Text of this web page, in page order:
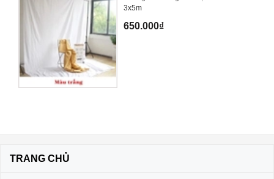
3x5m
650.000₫
TRANG CHỦ